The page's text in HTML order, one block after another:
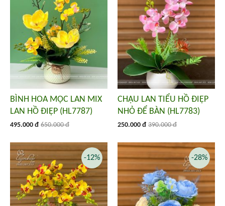
BÌNH HOA MỘC LAN MIX
LAN HỒ ĐIỆP (HL7787)
495.000 đ 650.000 đ
CHẬU LAN TIỂU HỒ ĐIỆP
NHỎ ĐỂ BÀN (HL7783)
250.000 đ 390.000 đ
-12% -28%